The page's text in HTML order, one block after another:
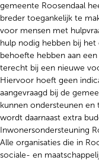
gemeente Roosendaal
breder toegankelijk te
voor mensen met
hulp nodig hebben bij
behoefte hebben aan
terecht bij een nieuwe
Hiervoor hoeft geen
aangevraagd bij de
kunnen ondersteunen
wordt daarnaast extra
Inwonersondersteuning
Alle organisaties die in
sociale- en